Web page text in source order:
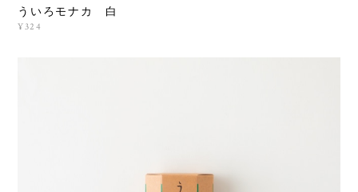
ういろモナカ 白
¥324